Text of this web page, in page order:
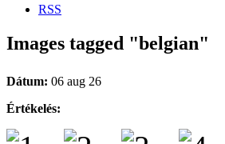
RSS
Images tagged "belgian"
Dátum: 06 aug 26
Értékelés: